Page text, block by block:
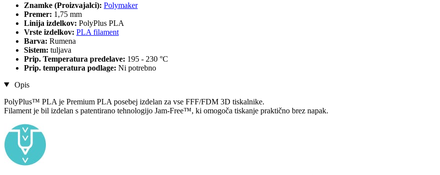
Znamke (Proizvajalci): Polymaker
Premer: 1,75 mm
Linija izdelkov: PolyPlus PLA
Vrste izdelkov: PLA filament
Barva: Rumena
Sistem: tuljava
Prip. Temperatura predelave: 195 - 230 °C
Prip. temperatura podlage: Ni potrebno
Opis
PolyPlus™ PLA je Premium PLA posebej izdelan za vse FFF/FDM 3D tiskalnike.
Filament je bil izdelan s patentirano tehnologijo Jam-Free™, ki omogoča tiskanje praktično brez napak.